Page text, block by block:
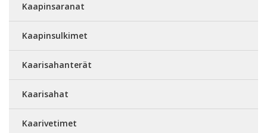
Kaapinsaranat
Kaapinsulkimet
Kaarisahanterät
Kaarisahat
Kaarivetimet